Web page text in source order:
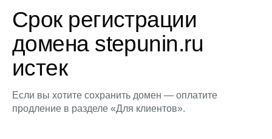
Срок регистрации
домена stepunin.ru
истек
Если вы хотите сохранить домен — оплатите
продление в разделе «Для клиентов».